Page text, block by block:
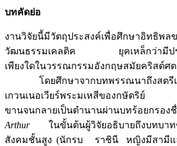
บทคัดย่อ
งานวิจัยนี้มีวัตถุประสงค์เพื่อศึกษาอิทธิพล
วัฒนธรรมเคลติค ยุคเหล็กว่ามีปรา
เพียงใดในวรรณกรรมอังกฤษสมัย
โดยศึกษาจากบทพรรณนาถึงสตรีเ
เกวนเนอเวียร์พระมเหสีของกษัตริย์
ขานจนกลายเป็นตำนานผ่านบทร้อยกรอ
Arthur ในขั้นต้นผู้วิจัยอธิบายถึงบทบา
สังคมชั้นสูง (นักรบ ราชินี หญิงมีสามีแ